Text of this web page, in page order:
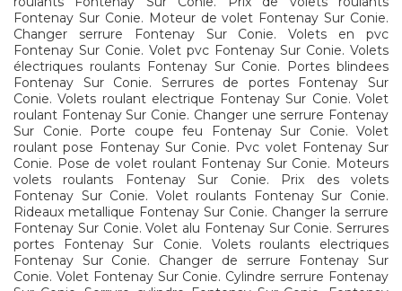
Fontenay Sur Conie. Moteur de volet Fontenay Sur Conie.
Changer serrure Fontenay Sur Conie. Volets en pvc
Fontenay Sur Conie. Volet pvc Fontenay Sur Conie. Volets
électriques roulants Fontenay Sur Conie. Portes blindees
Fontenay Sur Conie. Serrures de portes Fontenay Sur
Conie. Volets roulant electrique Fontenay Sur Conie. Volet
roulant Fontenay Sur Conie. Changer une serrure Fontenay
Sur Conie. Porte coupe feu Fontenay Sur Conie. Volet
roulant pose Fontenay Sur Conie. Pvc volet Fontenay Sur
Conie. Pose de volet roulant Fontenay Sur Conie. Moteurs
volets roulants Fontenay Sur Conie. Prix des volets
Fontenay Sur Conie. Volet roulants Fontenay Sur Conie.
Rideaux metallique Fontenay Sur Conie. Changer la serrure
Fontenay Sur Conie. Volet alu Fontenay Sur Conie. Serrures
portes Fontenay Sur Conie. Volets roulants electriques
Fontenay Sur Conie. Changer de serrure Fontenay Sur
Conie. Volet Fontenay Sur Conie. Cylindre serrure Fontenay